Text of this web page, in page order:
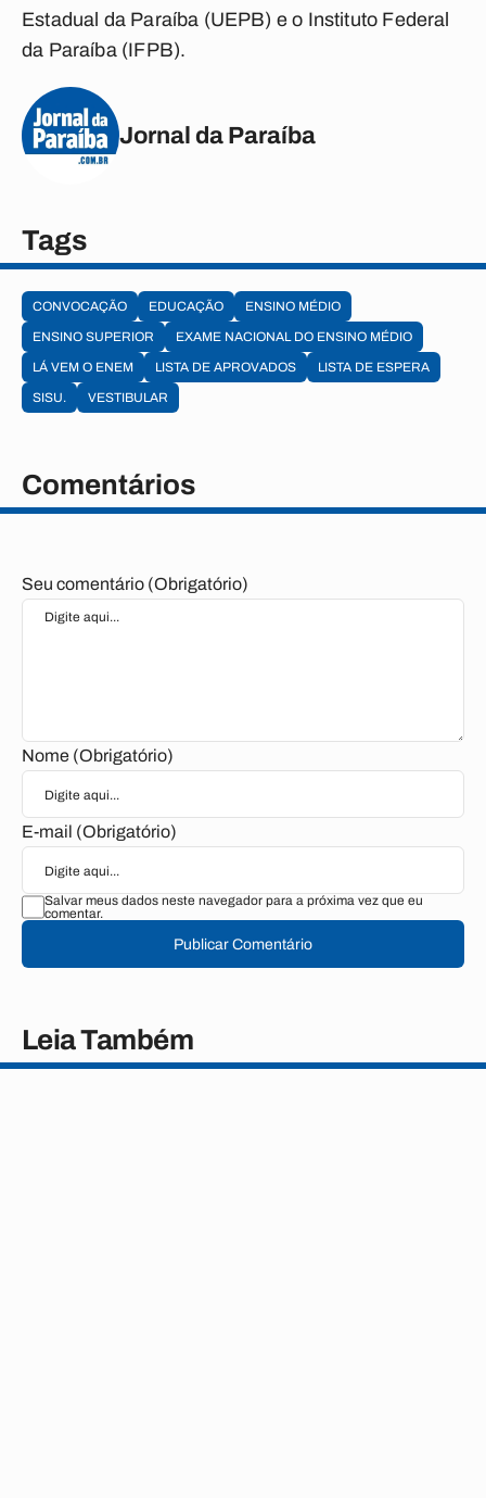
Estadual da Paraíba (UEPB) e o Instituto Federal
da Paraíba (IFPB).
Jornal da Paraíba
Tags
CONVOCAÇÃO EDUCAÇÃO
ENSINO MÉDIO
ENSINO SUPERIOR
EXAME NACIONAL DO ENSINO MÉDIO
LÁ VEM O ENEM
LISTA DE APROVADOS
LISTA DE ESPERA
SISU.
VESTIBULAR
Comentários
Seu comentário (Obrigatório)
Nome (Obrigatório)
E-mail (Obrigatório)
Salvar meus dados neste navegador para a próxima vez que eu
comentar.
Publicar Comentário
Leia Também